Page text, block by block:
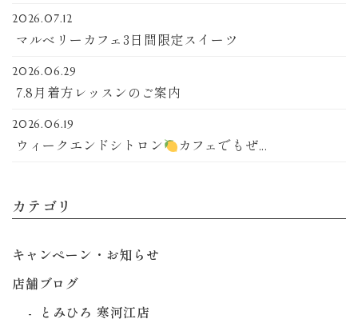
2026.07.12
マルベリーカフェ3日間限定スイーツ
2026.06.29
7.8月着方レッスンのご案内
2026.06.19
ウィークエンドシトロン カフェでもぜ...
カテゴリ
キャンペーン・お知らせ
店舗ブログ
とみひろ 寒河江店